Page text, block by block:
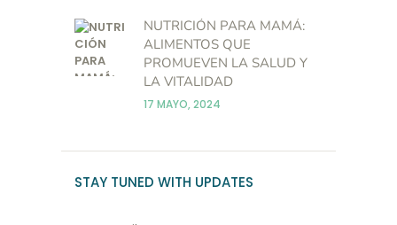
NUTRICIÓN PARA MAMÁ:
ALIMENTOS QUE
PROMUEVEN LA SALUD Y
LA VITALIDAD
17 MAYO, 2024
STAY TUNED WITH UPDATES